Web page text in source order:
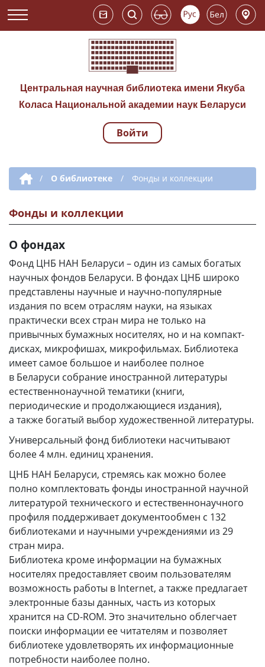
Центральная научная библиотека имени Якуба
Коласа Национальной академии наук Беларуси
Навигация по
Войти
Дополнительная навигация
/ О библиотеке / Фонды и коллекции
Фонды и коллекции
О фондах
Фонд ЦНБ НАН Беларуси – один из самых богатых
научных фондов Беларуси. В фондах ЦНБ широко
представлены научные и научно-популярные
издания по всем отраслям науки, на языках
практически всех стран мира не только на
привычных бумажных носителях, но и на компакт-
дисках, микрофишах, микрофильмах. Библиотека
имеет самое большое и наиболее полное
в Беларуси собрание иностранной литературы
естественнонаучной тематики (книги,
периодические и продолжающиеся издания),
а также богатый выбор художественной литературы.
Универсальный фонд библиотеки насчитывают
более 4 млн. единиц хранения.
ЦНБ НАН Беларуси, стремясь как можно более
полно комплектовать фонды иностранной научной
литературой технического и естественнонаучного
профиля поддерживает документообмен с 132
библиотеками и научными учреждениями из 29
стран мира.
Библиотека кроме информации на бумажных
носителях предоставляет своим пользователям
возможность работы в Internet, а также предлагает
электронные базы данных, часть из которых
хранится на CD-ROM. Это значительно облегчает
поиски информации ее читателям и позволяет
библиотеке удовлетворять их информационные
потребности наиболее полно.